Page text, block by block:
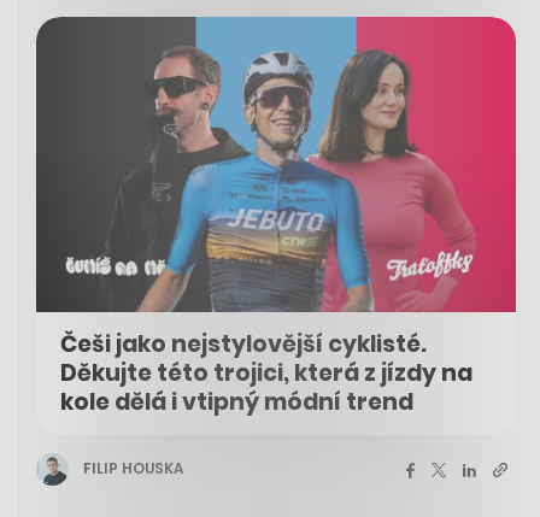
Češi jako nejstylovější cyklisté.
Děkujte této trojici, která z jízdy na
kole dělá i vtipný módní trend
FILIP HOUSKA